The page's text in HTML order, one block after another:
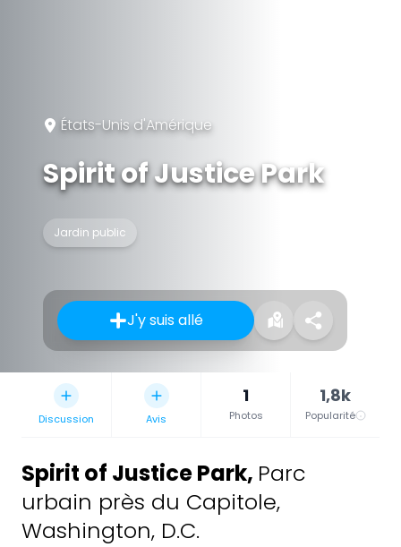
États-Unis d'Amérique
Spirit of Justice Park
Jardin public
J'y suis allé
Discussion Avis
1
Photos
1,8k
Popularité
Spirit of Justice Park, Parc
urbain près du Capitole,
Washington, D.C.